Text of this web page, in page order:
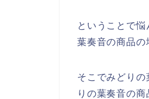
ということで
葉奏音の商品の
そこでみどり
りの葉奏音の